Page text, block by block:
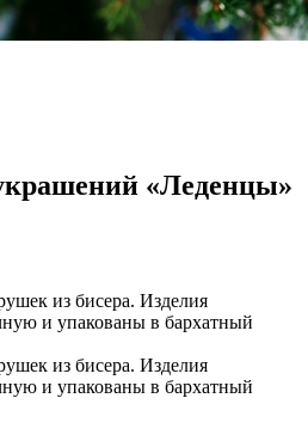
«Леденцы»
из бисера. Изделия
и упакованы в бархатный
из бисера. Изделия
и упакованы в бархатный